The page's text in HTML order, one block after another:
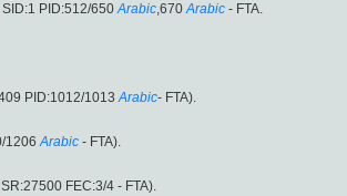
PID:512/650 Arabic,670 Arabic - FTA.
PID:1012/1013 Arabic- FTA).
1206 Arabic - FTA).
FEC:3/4 - FTA).